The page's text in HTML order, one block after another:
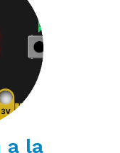
a la